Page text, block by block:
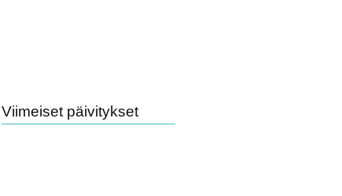
Viimeiset päivitykset